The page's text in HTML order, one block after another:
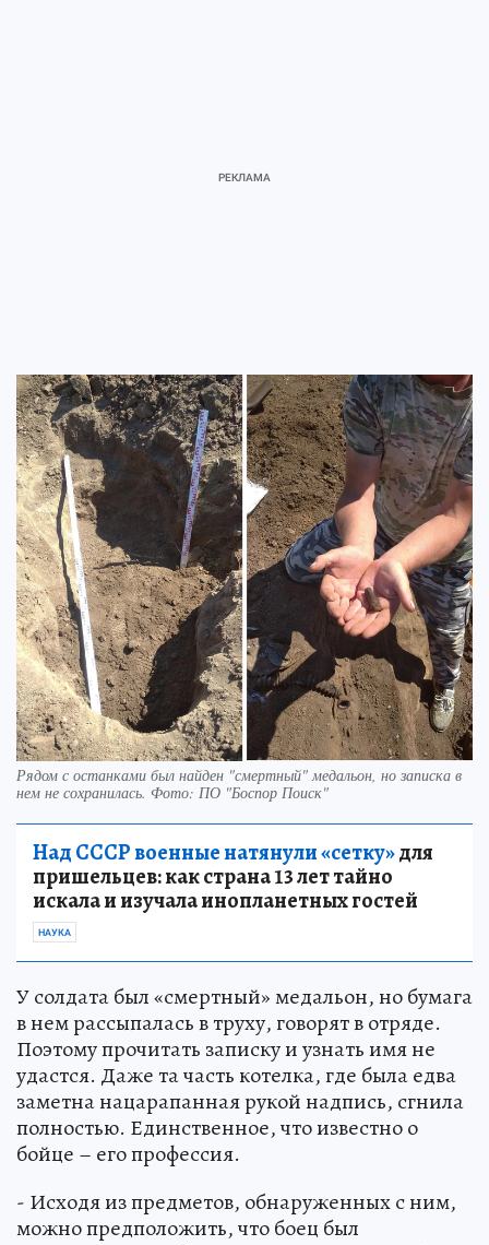
Рядом с останками был найден "смертный" медальон, но записка в
нем не сохранилась. Фото: ПО "Боспор Поиск"
Над СССР военные натянули «сетку»для
пришельцев: как страна 13 лет тайно
искала и изучала инопланетных гостей
НАУКА
У солдата был «смертный» медальон, но бумага
в нем рассыпалась в труху, говорят в отряде.
Поэтому прочитать записку и узнать имя не
удастся. Даже та часть котелка, где была едва
заметна нацарапанная рукой надпись, сгнила
полностью. Единственное, что известно о
бойце – его профессия.
- Исходя из предметов, обнаруженных с ним,
можно предположить, что боец был